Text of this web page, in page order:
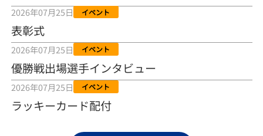
ュルーキーが初Vで恩返しを
2026年08月03日
【とこなめボート】ういちの「好配招き猫」ルーキーシリーズ第15
戦～自分の収支状況も想定してこそ〝本物の予想〟！／ボートレー
ス
2026年08月03日
【ボートレース】荒木颯斗が地元唯一の優出！３号艇でデビュー初
Ｖ狙う「自分の好きな感じになっている」～とこなめルーキーＳ
2026年07月25日 イベント
表彰式
2026年07月25日 イベント
優勝戦出場選手インタビュー
2026年07月25日 イベント
ラッキーカード配付